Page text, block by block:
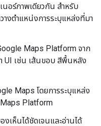
นอร์ภาพเดียวกัน สําหรับ
างตําแหน่งการระบุแหล่งที่มา
Maps Platform จาก
UI เช่น เส้นขอบ สีพื้นหลัง
Maps โดยการระบุแหล่ง
Maps Platform
เห็นได้ชัดเจนและอ่านได้